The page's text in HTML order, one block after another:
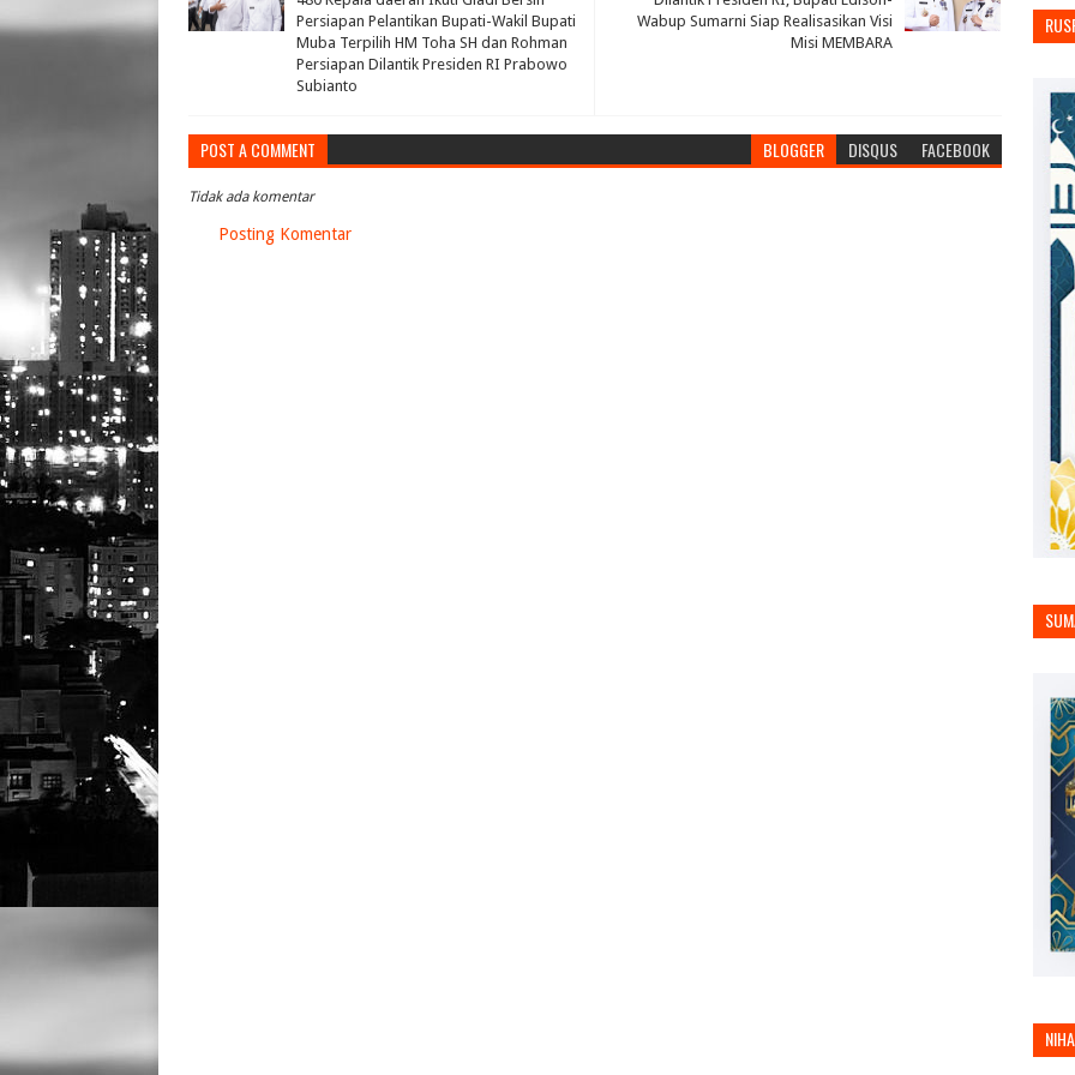
Wabup Sumarni Siap Realisasikan Visi
Misi MEMBARA
Persiapan Pelantikan Bupati-Wakil Bupati
Muba Terpilih HM Toha SH dan Rohman
Persiapan Dilantik Presiden RI Prabowo
Subianto
POST A COMMENT BLOGGER DISQUS FACEBOOK
Tidak ada komentar
Posting Komentar